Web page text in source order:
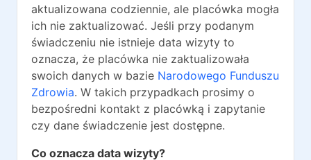
aktualizowana codziennie, ale placówka mogła
ich nie zaktualizować. Jeśli przy podanym
świadczeniu nie istnieje data wizyty to
oznacza, że placówka nie zaktualizowała
swoich danych w bazie Narodowego Funduszu
Zdrowia. W takich przypadkach prosimy o
bezpośredni kontakt z placówką i zapytanie
czy dane świadczenie jest dostępne.
Co oznacza data wizyty?